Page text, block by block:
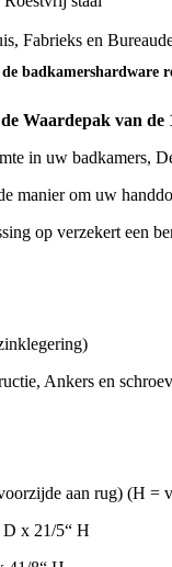
Fabrieks en
badkamershardware
Waardepak van de
in uw badkamers,
manier om uw
op verzekert een
Ankers en
aan rug) (H =
D x 21/5“ H